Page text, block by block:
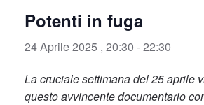
Potenti in fuga
24 Aprile 2025 , 20:30 -22:30
La cruciale settimana del 25 aprile
questo avvincente documentario